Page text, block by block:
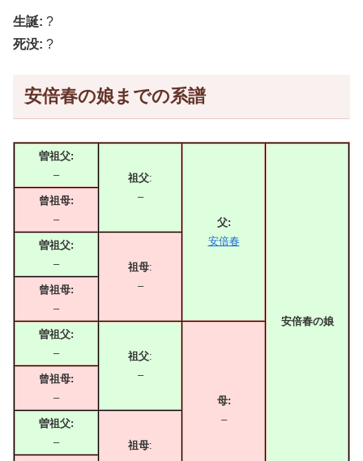
生誕: ?
死没: ?
安倍春の娘までの系譜
曽祖父:
–
祖父:
–
父:
安倍春
安倍春の娘
曾祖母:
–
曽祖父:
–
祖母:
–
曾祖母:
–
曽祖父:
–
祖父:
–
母:
–
曾祖母:
–
曽祖父:
–
祖母: